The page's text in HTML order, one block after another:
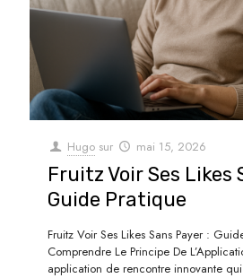
Hugo sur mai 15, 2026
Fruitz Voir Ses Likes
Guide Pratique
Fruitz Voir Ses Likes Sans Payer :
Comprendre Le Principe De
application de rencontre innovante